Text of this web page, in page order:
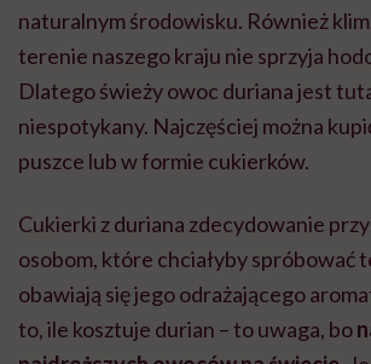
naturalnym środowisku. Również
terenie naszego kraju nie sprzyja
Dlatego świeży owoc duriana jest
niespotykany. Najczęściej można
puszce lub w formie cukierków.
Cukierki z duriana zdecydowanie
osobom, które chciałyby spróbować
obawiają się jego odrażającego
to, ile kosztuje durian – to uwaga, bo